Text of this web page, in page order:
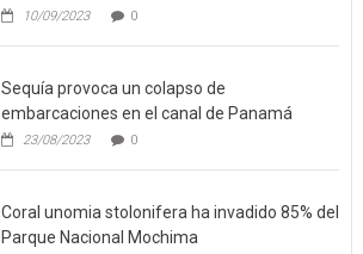
10/09/2023 0
Sequía provoca un colapso de
embarcaciones en el canal de Panamá
23/08/2023 0
Coral unomia stolonifera ha invadido 85% del
Parque Nacional Mochima